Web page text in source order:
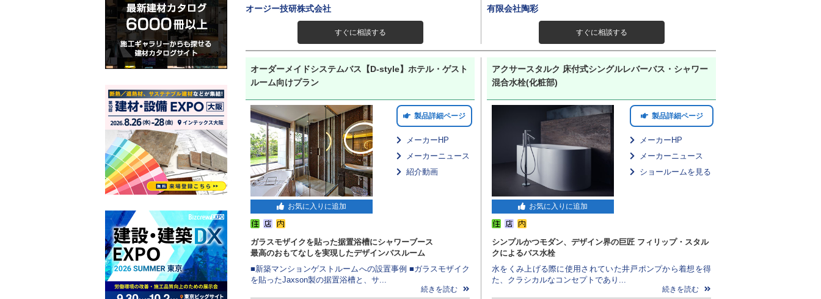
オージー技研株式会社
すぐに相談する
有限会社陶彩
すぐに相談する
オーダーメイドシステムバス【D-style】ホテル・ゲスト
ルーム向けプラン
お気に入りに追加
製品詳細ページ
メーカーHP
メーカーニュース
紹介動画
ガラスモザイクを貼った据置浴槽にシャワーブース
最高のおもてなしを実現したデザインバスルーム
■新築マンションゲストルームへの設置事例 ■ガラスモザイク
を貼ったJaxson製の据置浴槽と、サ...
続きを読む
アクサースタルク 床付式シングルレバーバス・シャワー
混合水栓(化粧部)
お気に入りに追加
製品詳細ページ
メーカーHP
メーカーニュース
ショールームを見る
シンプルかつモダン、デザイン界の巨匠 フィリップ・スタル
クによるバス水栓
水をくみ上げる際に使用されていた井戸ポンプから着想を得
た、クラシカルなコンセプトであり...
続きを読む